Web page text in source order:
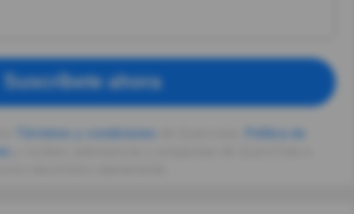
Suscríbete ahora